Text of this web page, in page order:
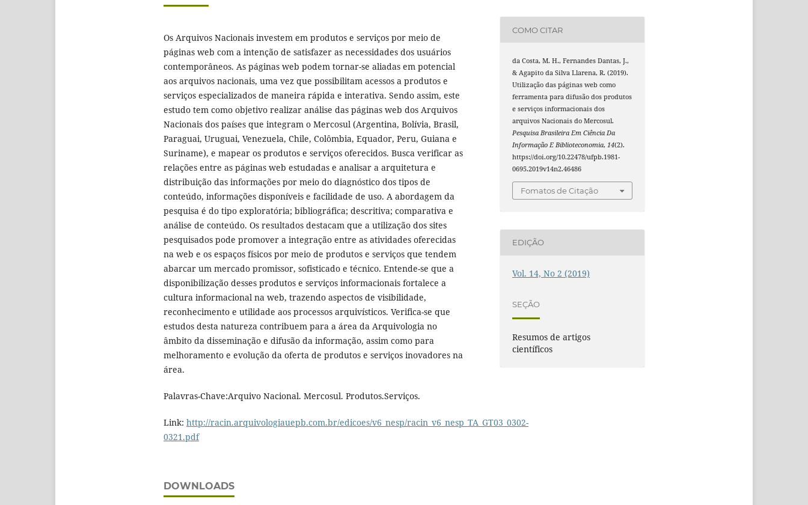
Os Arquivos Nacionais investem em produtos e serviços por meio de
páginas web com a intenção de satisfazer as necessidades dos usuários
contemporâneos. As páginas web podem tornar-se aliadas em potencial
aos arquivos nacionais, uma vez que possibilitam acessos a produtos e
serviços especializados de maneira rápida e interativa. Sendo assim, este
estudo tem como objetivo realizar análise das páginas web dos Arquivos
Nacionais dos países que integram o Mercosul (Argentina, Bolívia, Brasil,
Paraguai, Uruguai, Venezuela, Chile, Colômbia, Equador, Peru, Guiana e
Suriname), e mapear os produtos e serviços oferecidos. Busca verificar as
relações entre as páginas web estudadas e analisar a arquitetura e
distribuição das informações por meio do diagnóstico dos tipos de
conteúdo, informações disponíveis e facilidade de uso. A abordagem da
pesquisa é do tipo exploratória; bibliográfica; descritiva; comparativa e
análise de conteúdo. Os resultados destacam que a utilização dos sites
pesquisados pode promover a integração entre as atividades oferecidas
na web e os espaços físicos por meio de produtos e serviços que tendem
abarcar um mercado promissor, sofisticado e técnico. Entende-se que a
disponibilização desses produtos e serviços informacionais fortalece a
cultura informacional na web, trazendo aspectos de visibilidade,
reconhecimento e utilidade aos processos arquivísticos. Verifica-se que
estudos desta natureza contribuem para a área da Arquivologia no
âmbito da disseminação e difusão da informação, assim como para
melhoramento e evolução da oferta de produtos e serviços inovadores na
área.
Palavras-Chave:Arquivo Nacional. Mercosul. Produtos.Serviços.
Link: http://racin.arquivologiauepb.com.br/edicoes/v6_nesp/racin_v6_nesp_TA_GT03_0302-
0321.pdf
DOWNLOADS
COMO CITAR
da Costa, M. H., Fernandes Dantas, J.,
& Agapito da Silva Llarena, R. (2019).
Utilização das páginas web como
ferramenta para difusão dos produtos
e serviços informacionais dos
arquivos Nacionais do Mercosul.
Pesquisa Brasileira Em Ciência Da
Informação E Biblioteconomia,14(2).
https://doi.org/10.22478/ufpb.1981-
0695.2019v14n2.46486
Fomatos de Citação
EDIÇÃO
Vol. 14, No 2 (2019)
SEÇÃO
Resumos de artigos
científicos